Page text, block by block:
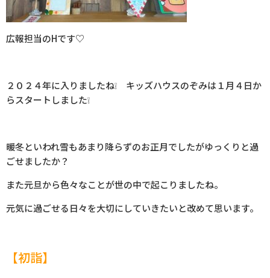
広報担当のHです♡
２０２４年に入りましたね❕ キッズハウスのぞみは１月４日か
らスタートしました❕
暖冬といわれ雪もあまり降らずのお正月でしたがゆっくりと過
ごせましたか？
また元旦から色々なことが世の中で起こりましたね。
元気に過ごせる日々を大切にしていきたいと改めて思います。
【初詣】